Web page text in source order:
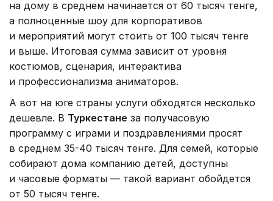
на дому в среднем начинается от 60 тысяч тенге,
а полноценные шоу для корпоративов
и мероприятий могут стоить от 100 тысяч тенге
и выше. Итоговая сумма зависит от уровня
костюмов, сценария, интерактива
и профессионализма аниматоров.
А вот на юге страны услуги обходятся несколько
дешевле. В Туркестане за получасовую
программу с играми и поздравлениями просят
в среднем 35-40 тысяч тенге. Для семей, которые
собирают дома компанию детей, доступны
и часовые форматы — такой вариант обойдется
от 50 тысяч тенге.